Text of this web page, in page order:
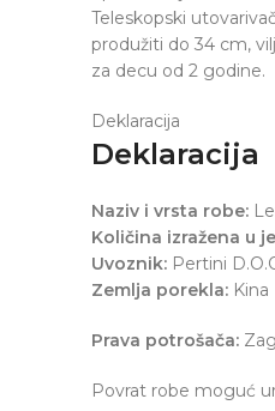
Teleskopski
produžiti do 34 cm,
za decu od 2 godine.
Deklaracija
Deklaracija
Naziv i vrsta robe:
Količina izražena u
Uvoznik: Pertini
Zemlja porekla: Kina
Prava potrošača:
Povrat robe moguć